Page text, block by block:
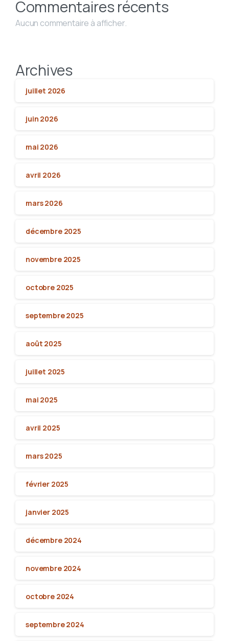
Commentaires récents
Aucun commentaire à afficher.
Archives
juillet 2026
juin 2026
mai 2026
avril 2026
mars 2026
décembre 2025
novembre 2025
octobre 2025
septembre 2025
août 2025
juillet 2025
mai 2025
avril 2025
mars 2025
février 2025
janvier 2025
décembre 2024
novembre 2024
octobre 2024
septembre 2024